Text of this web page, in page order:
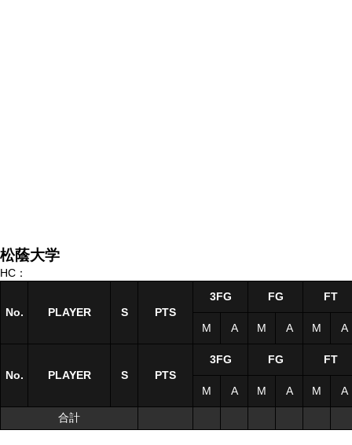
松蔭大学
HC：
No. PLAYER S
No. PLAYER S
合計
No. PLAYER S PTS
3FG FG FT
M A M A M A
No. PLAYER S PTS
3FG FG FT
M A M A M A
合計